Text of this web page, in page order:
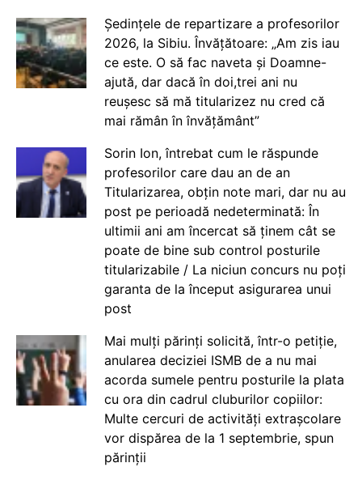
Ședințele de repartizare a profesorilor
2026, la Sibiu. Învățătoare: „Am zis iau
ce este. O să fac naveta și Doamne-
ajută, dar dacă în doi,trei ani nu
reușesc să mă titularizez nu cred că
mai rămân în învățământ”
Sorin Ion, întrebat cum le răspunde
profesorilor care dau an de an
Titularizarea, obțin note mari, dar nu au
post pe perioadă nedeterminată: În
ultimii ani am încercat să ținem cât se
poate de bine sub control posturile
titularizabile / La niciun concurs nu poți
garanta de la început asigurarea unui
post
Mai mulți părinți solicită, într-o petiție,
anularea deciziei ISMB de a nu mai
acorda sumele pentru posturile la plata
cu ora din cadrul cluburilor copiilor:
Multe cercuri de activități extrașcolare
vor dispărea de la 1 septembrie, spun
părinții